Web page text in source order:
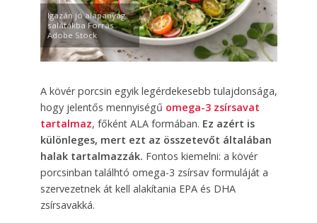
Igazán jó alapanyag
salátákba Forrás
Adobe Stock
A kövér porcsin egyik legérdekesebb tulajdonsága,
hogy jelentős mennyiségű omega-3 zsírsavat
tartalmaz, főként ALA formában. Ez azért is
különleges, mert ezt az összetevőt általában
halak tartalmazzák. Fontos kiemelni: a kövér
porcsinban találhtó omega-3 zsírsav formuláját a
szervezetnek át kell alakítania EPA és DHA
zsírsavakká.